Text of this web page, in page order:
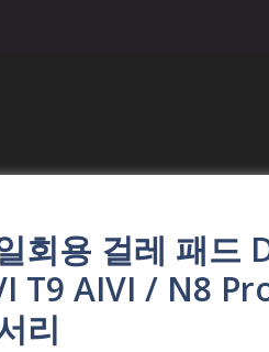
회용 걸레 패드
T9 AIVI / N8
리